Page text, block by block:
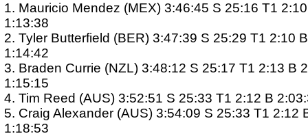
1. Mauricio Mendez (MEX) 3:46:45 S 25:16 T1
1:13:38
2. Tyler Butterfield (BER) 3:47:39 S 25:29 T1 2:10
1:14:42
3. Braden Currie (NZL) 3:48:12 S 25:17 T1 2:13 B
1:15:15
4. Tim Reed (AUS) 3:52:51 S 25:33 T1 2:12 B
5. Craig Alexander (AUS) 3:54:09 S 25:33 T1 2:12
1:18:53